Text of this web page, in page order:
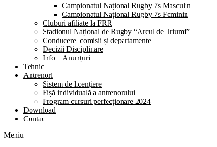
Campionatul Național Rugby 7s Masculin
Campionatul Național Rugby 7s Feminin
Cluburi afiliate la FRR
Stadionul Național de Rugby “Arcul de Triumf”
Conducere, comisii și departamente
Decizii Disciplinare
Info – Anunțuri
Tehnic
Antrenori
Sistem de licențiere
Fișă individuală a antrenorului
Program cursuri perfecționare 2024
Download
Contact
Meniu